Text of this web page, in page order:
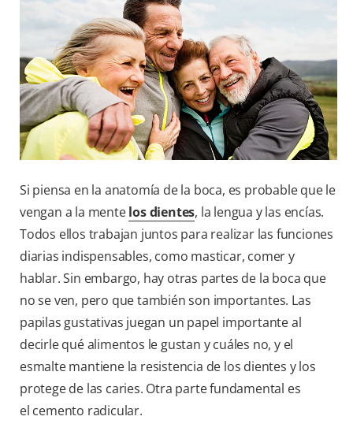
PARA PROFESIONALES
CUPONES
DÓNDE COMPRAR
VE (ES)
Si piensa en la anatomía de la boca, es probable que le
vengan a la mentelos dientes, la lengua y las encías.
Todos ellos trabajan juntos para realizar las funciones
diarias indispensables, como masticar, comer y
hablar. Sin embargo, hay otras partes de la boca que
no se ven, pero que también son importantes. Las
papilas gustativas juegan un papel importante al
decirle qué alimentos le gustan y cuáles no, y el
esmalte mantiene la resistencia de los dientes y los
protege de las caries. Otra parte fundamental es
el cemento radicular.